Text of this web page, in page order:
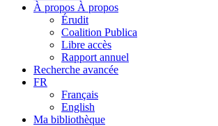
À propos À propos
Érudit
Coalition Publica
Libre accès
Rapport annuel
Recherche avancée
FR
Français
English
Ma bibliothèque